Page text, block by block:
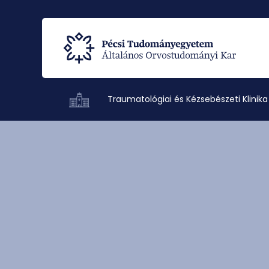
Traumatológiai és Kézsebészeti Klinika